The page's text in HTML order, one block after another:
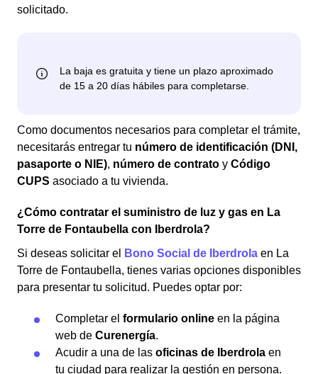
solicitado.
Como documentos necesarios para completar el trámite,
necesitarás entregar tu número de identificación (DNI,
pasaporte o NIE), número de contrato y Código
CUPS asociado a tu vivienda.
¿Cómo contratar el suministro de luz y gas en La
Torre de Fontaubella con Iberdrola?
Si deseas solicitar el
Bono Social de Iberdrola en La
Torre de Fontaubella, tienes varias opciones disponibles
para presentar tu solicitud. Puedes optar por:
Completar el formulario online en la página
web de Curenergía.
Acudir a una de las oficinas de Iberdrola en
tu ciudad para realizar la gestión en persona.